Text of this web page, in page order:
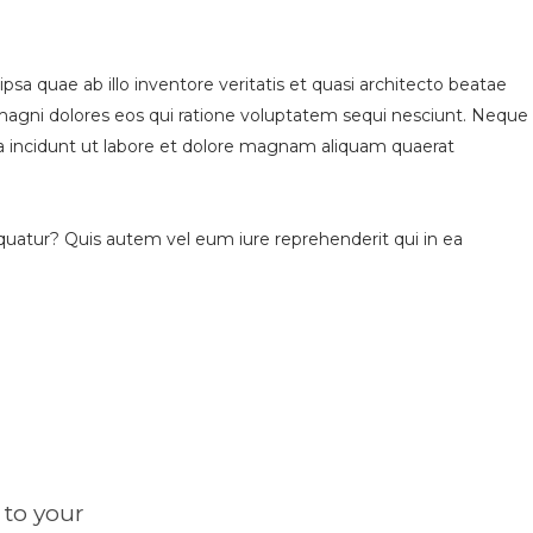
quae ab illo inventore veritatis et quasi architecto beatae
dolores eos qui ratione voluptatem sequi nesciunt. Neque
ut labore et dolore magnam aliquam quaerat
Quis autem vel eum iure reprehenderit qui in ea
to your